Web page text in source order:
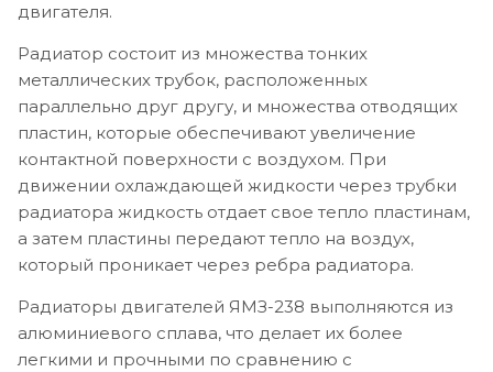
двигателя.
Радиатор состоит из множества тонких
металлических трубок, расположенных
параллельно друг другу, и множества отводящих
пластин, которые обеспечивают увеличение
контактной поверхности с воздухом. При
движении охлаждающей жидкости через трубки
радиатора жидкость отдает свое тепло пластинам,
а затем пластины передают тепло на воздух,
который проникает через ребра радиатора.
Радиаторы двигателей ЯМЗ-238 выполняются из
алюминиевого сплава, что делает их более
легкими и прочными по сравнению с